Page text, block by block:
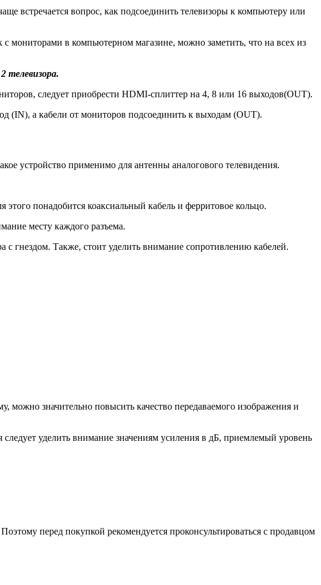
встречается вопрос, как подсоединить телевизоры к компьютеру или
мониторами в компьютерном магазине, можно заметить, что на всех из
телевизора.
следует приобрести HDMI-сплиттер на 4, 8 или 16 выходов(OUT).
(IN), а кабели от мониторов подсоединить к выходам (OUT).
устройство применимо для антенны аналогового телевидения.
понадобится коаксиальный кабель и ферритовое кольцо.
месту каждого разъема.
с гнездом. Также, стоит уделить внимание сопротивлению кабелей.
можно значительно повысить качество передаваемого изображения и
уделить внимание значениям усиления в дБ, приемлемый уровень
перед покупкой рекомендуется проконсультироваться с продавцом